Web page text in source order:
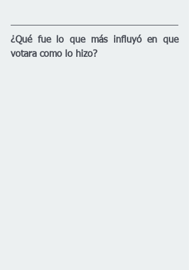
¿Qué fue lo que más influyó en que
votara como lo hizo?